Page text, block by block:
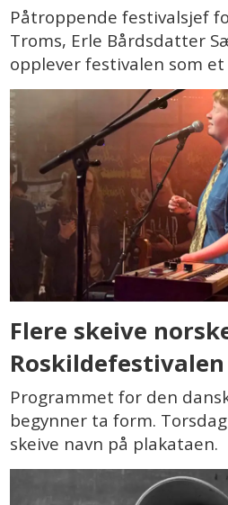
Påtroppende festivalsjef
Troms, Erle Bårdsdatter
opplever festivalen som
Flere skeive
Roskildefestivalen
Programmet for den
begynner ta form.
skeive navn på plakataen.